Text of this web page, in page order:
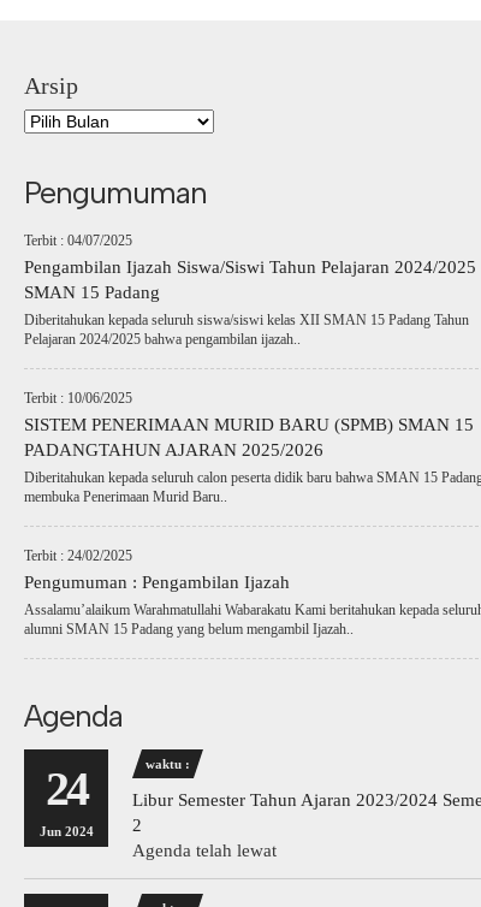
Arsip
Pengumuman
Terbit : 04/07/2025
Pengambilan Ijazah Siswa/Siswi Tahun Pelajaran 2024/2025
SMAN 15 Padang
Diberitahukan kepada seluruh siswa/siswi kelas XII SMAN 15 Padang Tahun
Pelajaran 2024/2025 bahwa pengambilan ijazah..
Terbit : 10/06/2025
SISTEM PENERIMAAN MURID BARU (SPMB) SMAN 15
PADANGTAHUN AJARAN 2025/2026
Diberitahukan kepada seluruh calon peserta didik baru bahwa SMAN 15
membuka Penerimaan Murid Baru..
Terbit : 24/02/2025
Pengumuman : Pengambilan Ijazah
Assalamu’alaikum Warahmatullahi Wabarakatu Kami beritahukan kepada
alumni SMAN 15 Padang yang belum mengambil Ijazah..
Agenda
24
Jun 2024
waktu :
Libur Semester Tahun Ajaran 2023/2024
2
Agenda telah lewat